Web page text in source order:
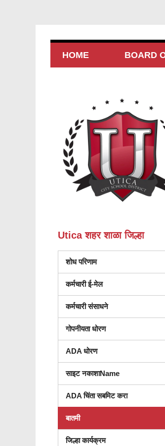
HOME BOARD
Utica शहर शाळा जिल्हा
शोध परिणाम
कर्मचारी ई-मेल
कर्मचारी संसाधने
गोपनीयता धोरण
ADA धोरण
साइट नकाशाName
ADA चिंता सबमिट करा
बातमी
जिल्हा कार्यक्रम